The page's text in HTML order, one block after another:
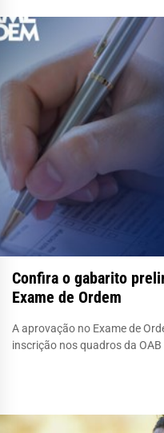
Confira o gabarito
Exame de Ordem
A aprovação no Exame de
inscrição nos quadros da